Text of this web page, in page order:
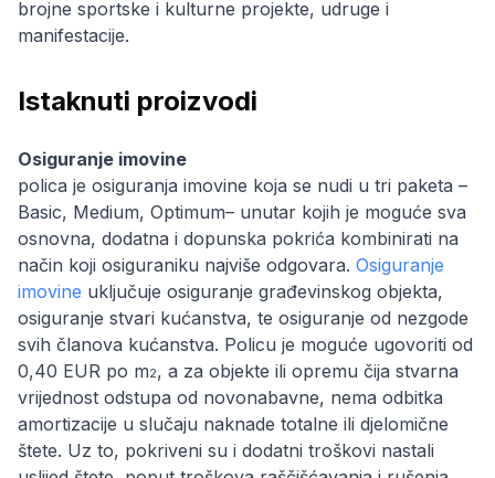
brojne sportske i kulturne projekte, udruge i
manifestacije.
Istaknuti proizvodi
Osiguranje imovine
polica je osiguranja imovine koja se nudi u tri paketa –
Basic, Medium, Optimum– unutar kojih je moguće sva
osnovna, dodatna i dopunska pokrića kombinirati na
način koji osiguraniku najviše odgovara. Osiguranje
imovine uključuje osiguranje građevinskog objekta,
osiguranje stvari kućanstva, te osiguranje od nezgode
svih članova kućanstva. Policu je moguće ugovoriti od
0,40 EUR po m2, a za objekte ili opremu čija stvarna
vrijednost odstupa od novonabavne, nema odbitka
amortizacije u slučaju naknade totalne ili djelomične
štete. Uz to, pokriveni su i dodatni troškovi nastali